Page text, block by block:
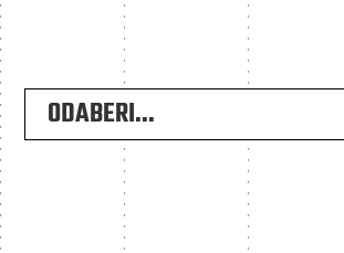
ODABERI...